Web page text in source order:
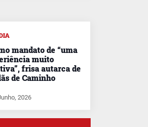
mandato de “uma
muito
frisa autarca de
de Caminho
2026